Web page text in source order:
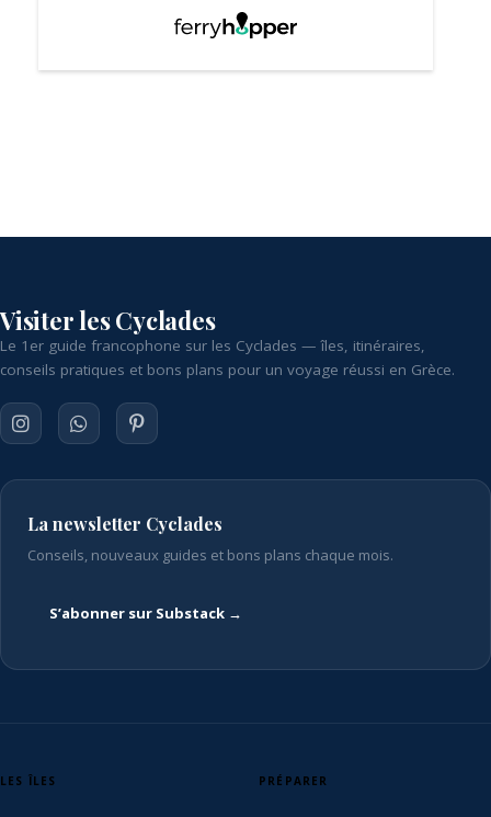
Visiter les Cyclades
Le 1er guide francophone sur les Cyclades — îles, itinéraires,
conseils pratiques et bons plans pour un voyage réussi en Grèce.
La newsletter Cyclades
Conseils, nouveaux guides et bons plans chaque mois.
S’abonner sur Substack →
LES ÎLES PRÉPARER